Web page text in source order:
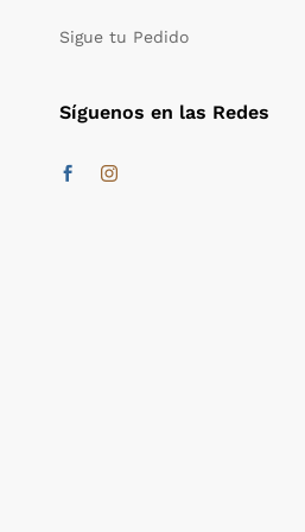
Sigue tu Pedido
Síguenos en las Redes